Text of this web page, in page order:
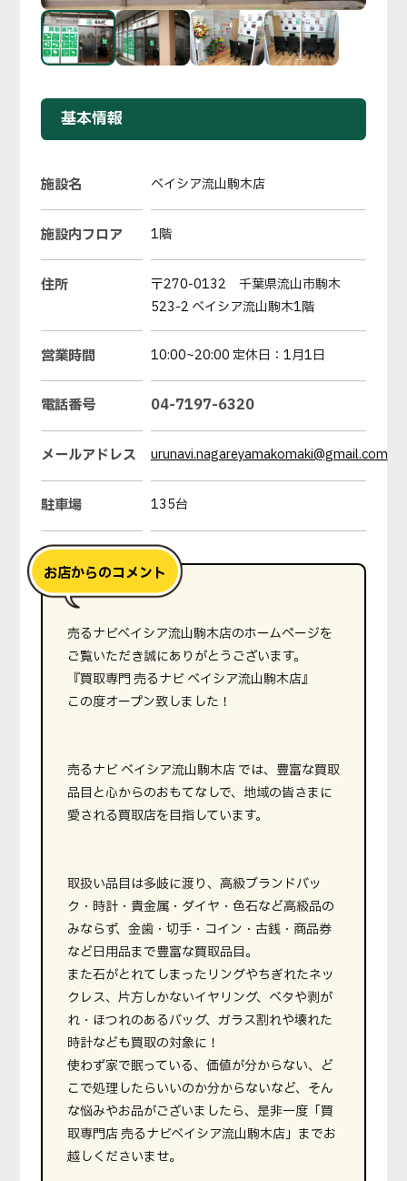
基本情報
施設名 ベイシア流山駒木店
施設内フロア 1階
住所
〒270-0132 千葉県流山市駒木
523-2 ベイシア流山駒木1階
営業時間 10:00~20:00 定休日：1月1日
電話番号 04-7197-6320
メールアドレス urunavi.nagareyamakomaki@gmail.com
駐車場 135台
売るナビベイシア流山駒木店のホームページを
ご覧いただき誠にありがとうございます。
『買取専門 売るナビ ベイシア流山駒木店』
この度オープン致しました！
売るナビ ベイシア流山駒木店 では、豊富な買取
品目と心からのおもてなしで、地域の皆さまに
愛される買取店を目指しています。
取扱い品目は多岐に渡り、高級ブランドバッ
ク・時計・貴金属・ダイヤ・色石など高級品の
みならず、金歯・切手・コイン・古銭・商品券
など日用品まで豊富な買取品目。
また石がとれてしまったリングやちぎれたネッ
クレス、片方しかないイヤリング、ベタや剥が
れ・ほつれのあるバッグ、ガラス割れや壊れた
時計なども買取の対象に！
使わず家で眠っている、価値が分からない、ど
こで処理したらいいのか分からないなど、そん
な悩みやお品がございましたら、是非一度「買
取専門店 売るナビベイシア流山駒木店」までお
越しくださいませ。